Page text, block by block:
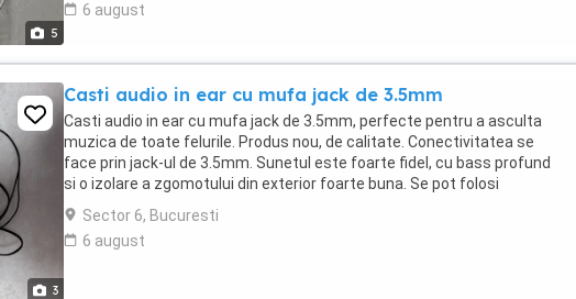
5
6 august
3
Casti audio in ear cu mufa jack de 3.5mm
Casti audio in ear cu mufa jack de 3.5mm, perfecte pentru a asculta
muzica de toate felurile. Produs nou, de calitate. Conectivitatea se
face prin jack-ul de 3.5mm. Sunetul este foarte fidel, cu bass profund
si o izolare a zgomotului din exterior foarte buna. Se pot folosi
impreuna cu un adaptor jack-USB ...
Sector 6, Bucuresti
6 august